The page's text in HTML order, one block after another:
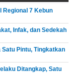
Regional 7 Kebun
Infak, dan Sedekah
Satu Pintu, Tingkatkan
Ditangkap, Satu